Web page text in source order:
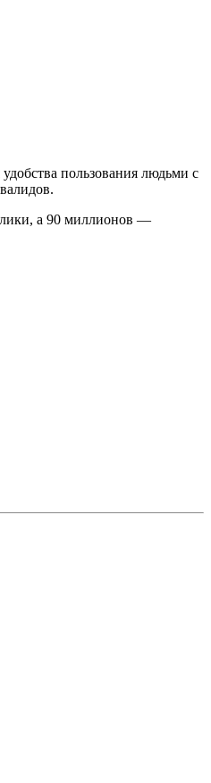
пользования людьми с
а 90 миллионов —